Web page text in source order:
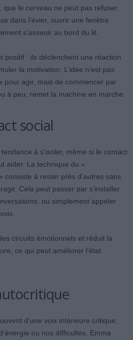
le cerveau ne peut pas refuser.
dans l’évier, ouvrir une fenêtre
s’asseoir au bord du lit.
positif : ils déclenchent une réaction
la motivation. L’idée n’est pas
pour agir, mais de commencer par
à peu, remet la machine en marche.
social
à s’isoler, même si le contact
aider. La technique du «
consiste à rester près d’autres sans
Cela peut passer par s’installer
ou simplement appeler
circuits émotionnels et réduit la
ce qui peut améliorer l’état
d’une voix intérieure critique,
ou nos difficultés. Emma